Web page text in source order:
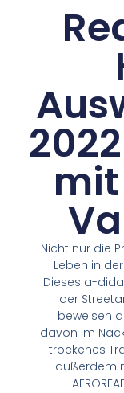
Nicht nur die
Leben in
Dieses a-
der
beweisen
davon im
trockenes
außerdem